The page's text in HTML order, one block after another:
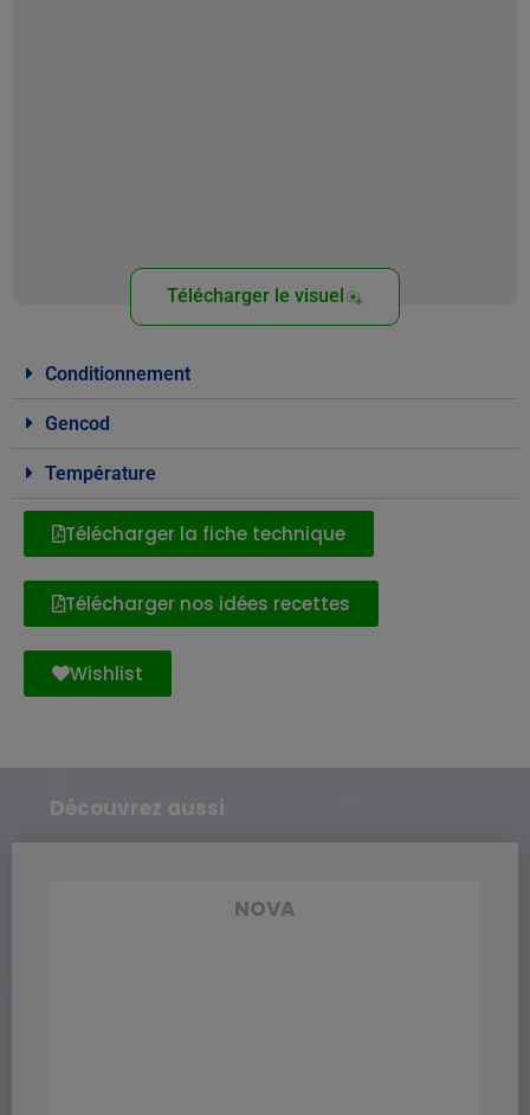
Télécharger le visuel
Conditionnement
Gencod
Température
Télécharger la fiche technique
Télécharger nos idées recettes
Wishlist
Découvrez aussi
NOVA